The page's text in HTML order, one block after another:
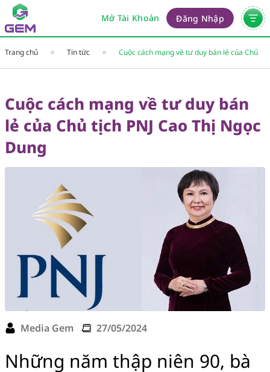
Mở Tài Khoản Đăng Nhập
Trang chủ Tin tức
Cuộc cách mạng về tư duy bán lẻ của Chủ
Cuộc cách mạng về tư duy bán
lẻ của Chủ tịch PNJ Cao Thị Ngọc
Dung
Media Gem 27/05/2024
Những năm thập niên 90, bà